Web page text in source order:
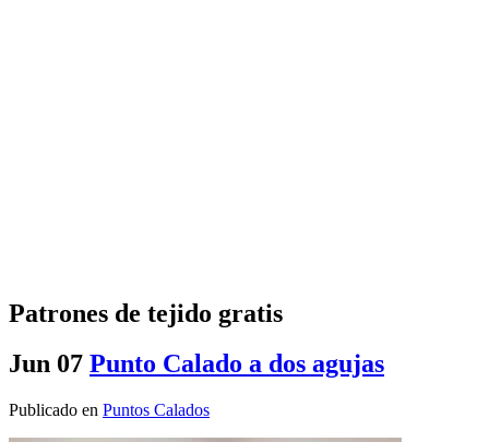
Patrones de tejido gratis
Jun 07 Punto Calado a dos agujas
Publicado en Puntos Calados